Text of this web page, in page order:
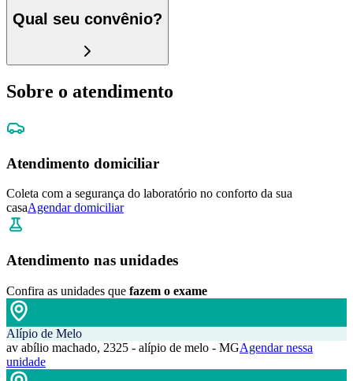
Qual seu convênio?
Sobre o atendimento
Atendimento domiciliar
Coleta com a segurança do laboratório no conforto da sua
casaAgendar domiciliar
Atendimento nas unidades
Confira as unidades que fazem o exame
Alípio de Melo
av abílio machado, 2325 - alípio de melo - MGAgendar nessa
unidade